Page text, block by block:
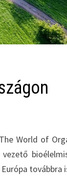
World of
továbbra